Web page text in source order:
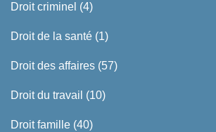
Droit criminel (4)
Droit de la santé (1)
Droit des affaires (57)
Droit du travail (10)
Droit famille (40)